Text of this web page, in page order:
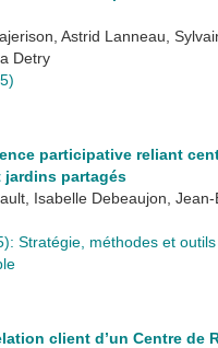
Astrid Lanneau,
Detry
participative reliant
partagés
Isabelle Debeaujon,
Stratégie, méthodes et
client d’un Centre de